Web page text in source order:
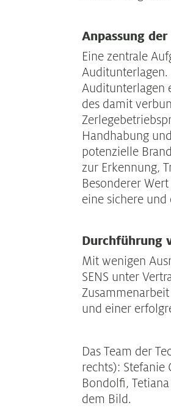
Anpassung
Eine zentrale
Auditunterlagen.
Auditunterlagen
des damit
Handhabung
potenzielle
zur Erkennung,
Besonderer
eine sichere
Durchführung
Mit wenigen
SENS unter
und einer
Das Team der
rechts): Stefanie
Bondolfi,
dem Bild.